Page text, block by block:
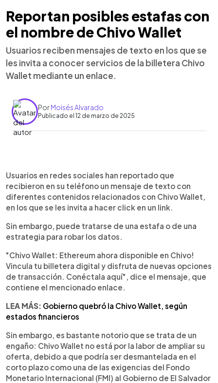
Reportan posibles estafas con
el nombre de Chivo Wallet
Usuarios reciben mensajes de texto en los que se
les invita a conocer servicios de la billetera Chivo
Wallet mediante un enlace.
PorMoisés Alvarado
Publicado el 12 de marzo de 2025
Escuchar artículo
Usuarios en redes sociales han reportado que
recibieron en su teléfono un mensaje de texto con
diferentes contenidos relacionados con Chivo Wallet,
en los que se les invita a hacer click en un link.
Sin embargo, puede tratarse de una estafa o de una
estrategia para robar los datos.
"Chivo Wallet: Ethereum ahora disponible en Chivo!
Vincula tu billetera digital y disfruta de nuevas opciones
de transacción. Conéctala aquí", dice el mensaje, que
contiene el mencionado enlace.
LEA MÁS: Gobierno quebró la Chivo Wallet, según
estados financieros
Sin embargo, es bastante notorio que se trata de un
engaño: Chivo Wallet no está por la labor de ampliar su
oferta, debido a que podría ser desmantelada en el
corto plazo como una de las exigencias del Fondo
Monetario Internacional (FMI) al Gobierno de El Salvador